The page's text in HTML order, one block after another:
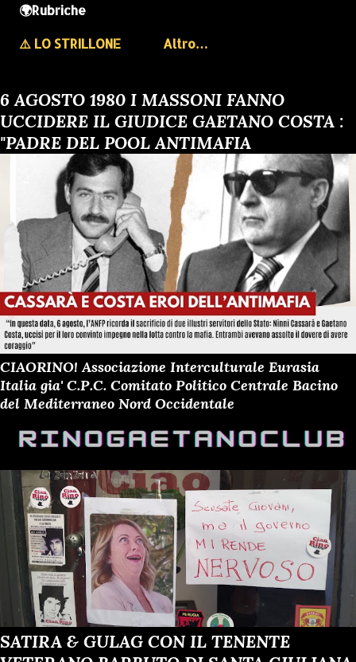
🌍Rubriche
⚠️ LO STRILLONE
Altro…
6 AGOSTO 1980 I MASSONI FANNO
UCCIDERE IL GIUDICE GAETANO COSTA :
"PADRE DEL POOL ANTIMAFIA
CIAORINO! Associazione Interculturale Eurasia
Italia gia' C.P.C. Comitato Politico Centrale Bacino
del Mediterraneo Nord Occidentale
SATIRA & GULAG CON IL TENENTE